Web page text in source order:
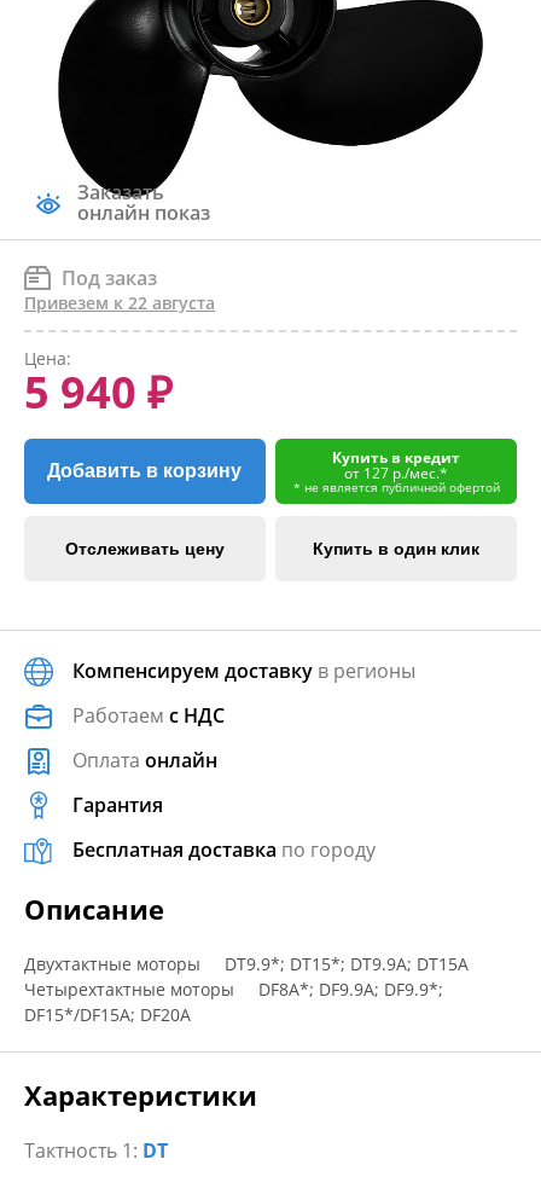
Заказать
онлайн показ
Под заказ
Привезем к 22 августа
Цена:
5 940 ₽
Добавить в корзину
Купить в кредит
от 127 р./мес.*
* не является публичной офертой
Отслеживать цену Купить в один клик
Компенсируем доставку в регионы
Работаем с НДС
Оплата онлайн
Гарантия
Бесплатная доставка по городу
Описание
Двухтактные моторы DT9.9*; DT15*; DT9.9A; DT15A
Четырехтактные моторы DF8A*; DF9.9A; DF9.9*;
DF15*/DF15A; DF20A
Характеристики
Тактность 1: DT